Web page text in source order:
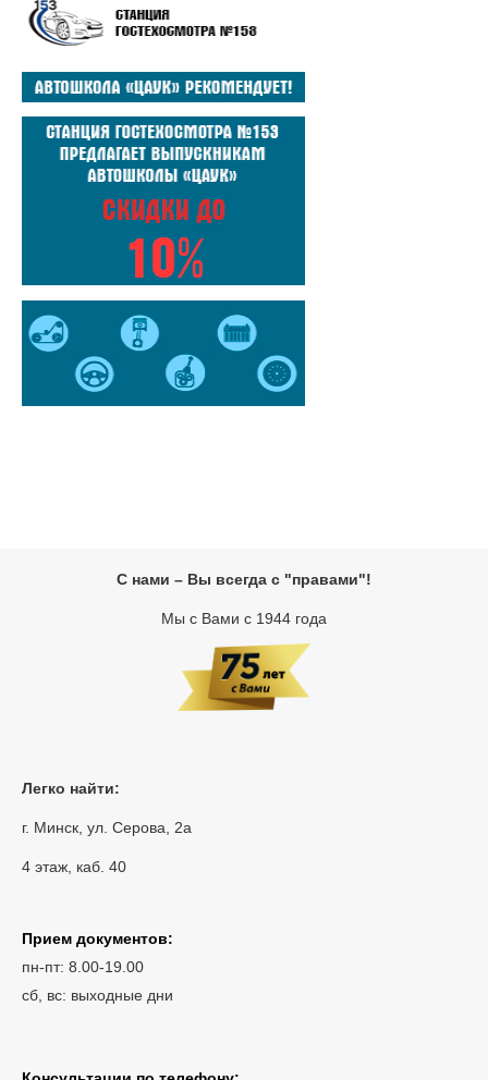
С нами – Вы всегда с "правами"!
Мы с Вами с 1944 года
Легко найти:
г. Минск, ул. Серова, 2а
4 этаж, каб. 40
Прием документов:
пн-пт: 8.00-19.00
сб, вс: выходные дни